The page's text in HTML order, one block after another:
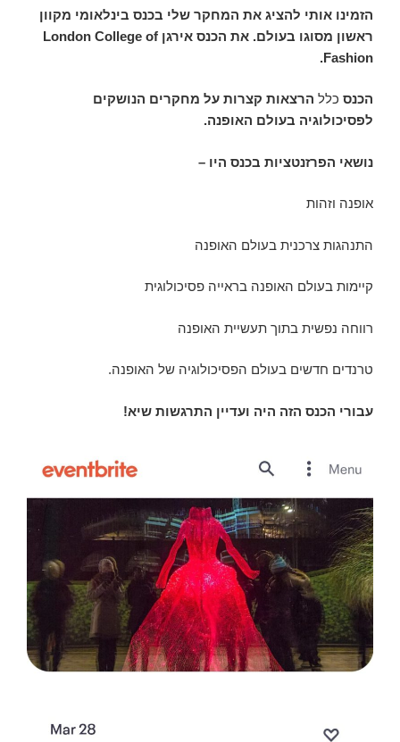
הזמינו אותי להציג את המחקר שלי בכנס בינלאומי מקוון
ראשון מסוגו בעולם.
את הכנס אירגן London College of
Fashion.
הכנס כלל הרצאות קצרות על מחקרים הנושקים
לפסיכולוגיה בעולם האופנה.
נושאי הפרזנטציות בכנס היו –
אופנה וזהות
התנהגות צרכנית בעולם האופנה
קיימות בעולם האופנה בראייה פסיכולוגית
רווחה נפשית בתוך תעשיית האופנה
טרנדים חדשים בעולם הפסיכולוגיה של האופנה.
עבורי הכנס הזה היה ועדיין התרגשות שיא!